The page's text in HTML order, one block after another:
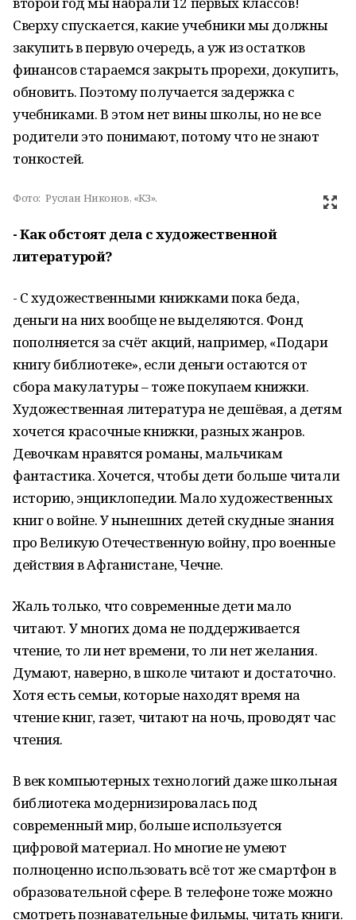
Сверху спускается, какие учебники мы должны
закупить в первую очередь, а уж из остатков
финансов стараемся закрыть прорехи, докупить,
обновить. Поэтому получается задержка с
учебниками. В этом нет вины школы, но не все
родители это понимают, потому что не знают
тонкостей.
Фото: Руслан Никонов, «КЗ».
- Как обстоят дела с художественной
литературой?
- С художественными книжками пока беда,
деньги на них вообще не выделяются. Фонд
пополняется за счёт акций, например, «Подари
книгу библиотеке», если деньги остаются от
сбора макулатуры – тоже покупаем книжки.
Художественная литература не дешёвая, а детям
хочется красочные книжки, разных жанров.
Девочкам нравятся романы, мальчикам
фантастика. Хочется, чтобы дети больше читали
историю, энциклопедии. Мало художественных
книг о войне. У нынешних детей скудные знания
про Великую Отечественную войну, про военные
действия в Афганистане, Чечне.
Жаль только, что современные дети мало
читают. У многих дома не поддерживается
чтение, то ли нет времени, то ли нет желания.
Думают, наверно, в школе читают и достаточно.
Хотя есть семьи, которые находят время на
чтение книг, газет, читают на ночь, проводят час
чтения.
В век компьютерных технологий даже школьная
библиотека модернизировалась под
современный мир, больше используется
цифровой материал. Но многие не умеют
полноценно использовать всё тот же смартфон в
образовательной сфере. В телефоне тоже можно
смотреть познавательные фильмы, читать книги.